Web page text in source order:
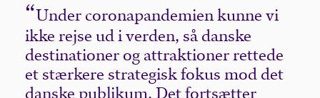
Under coronapandemien kunne vi
ikke rejse ud i verden, så danske
destinationer og attraktioner rettede
et stærkere strategisk fokus mod det
danske publikum. Det fortsætter